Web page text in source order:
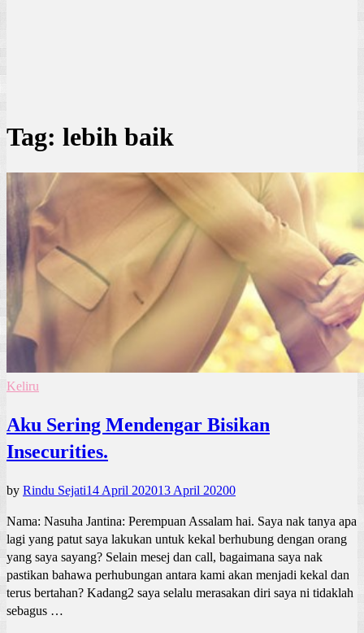
Tag: lebih baik
Keliru
Aku Sering Mendengar Bisikan
Insecurities.
by Rindu Sejati14 April 202013 April 20200
Nama: Nasuha Jantina: Perempuan Assalam hai. Saya nak tanya apa
lagi yang patut saya lakukan untuk kekal berhubung dengan orang
yang saya sayang? Selain mesej dan call, bagaimana saya nak
pastikan bahawa perhubungan antara kami akan menjadi kekal dan
terus bertahan? Kadang2 saya selalu merasakan diri saya ni tidaklah
sebagus …